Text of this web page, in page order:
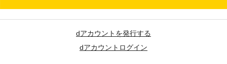
dアカウントを発行する
dアカウントログイン